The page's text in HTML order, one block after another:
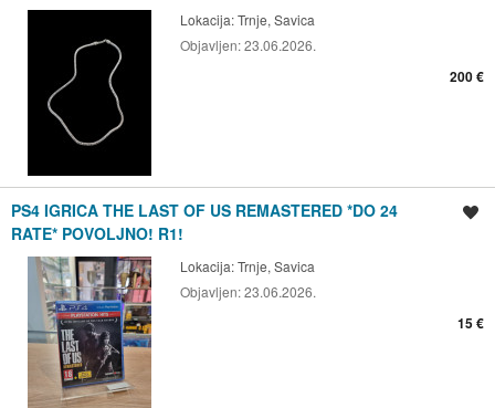
Lokacija:Trnje, Savica
Objavljen:23.06.2026.
200 €
PS4 IGRICA THE LAST OF US REMASTERED *DO 24
RATE* POVOLJNO! R1!
Lokacija:Trnje, Savica
Objavljen:23.06.2026.
15 €